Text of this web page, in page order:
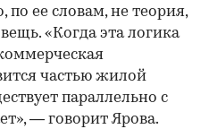
по ее словам, не теория,
«Когда эта логика
частью жилой
параллельно с
— говорит Ярова.